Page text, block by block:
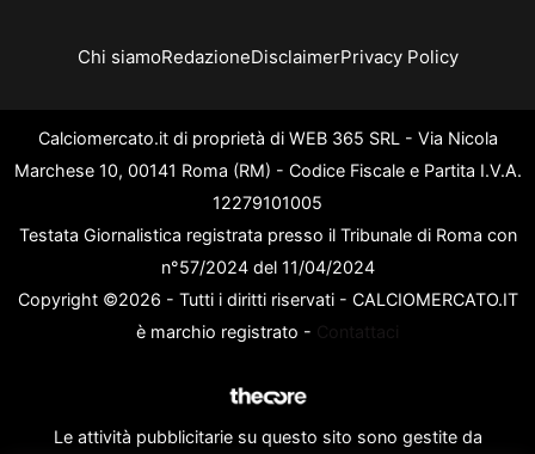
Chi siamoRedazioneDisclaimerPrivacy Policy
Calciomercato.it di proprietà di WEB 365 SRL - Via Nicola
Marchese 10, 00141 Roma (RM) - Codice Fiscale e Partita I.V.A.
12279101005
Testata Giornalistica registrata presso il Tribunale di Roma con
n°57/2024 del 11/04/2024
Copyright ©2026 - Tutti i diritti riservati - CALCIOMERCATO.IT
è marchio registrato - Contattaci
Le attività pubblicitarie su questo sito sono gestite da